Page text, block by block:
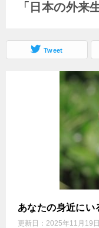
「日本の外来
Tweet
あなたの身近にい
更新日： 2025年11月19日